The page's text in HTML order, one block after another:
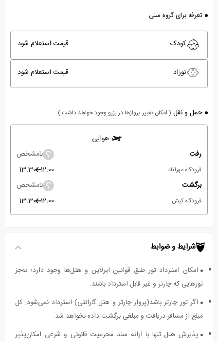
تعرفه برای گروه سنی
کودک قیمت استعلام شود
نوزاد قیمت استعلام شود
حمل و نقل ( امکان تغییر پروازها در رزرو وجود خواهد داشت )
هوایی
رفت
نامشخص
فرودگاه مهرآباد 12:00
13:30
برگشت
نامشخص
فرودگاه کیش 12:00
13:30
شرایط و ضوابط
امکان استرداد تور طبق قوانین ایرلاین و هتل‌ها وجود دارد؛ به‌جز
تورهایی که چارتر و غیر قابل استرداد باشند.
اگر تور چارتر باشد(پرواز چارتر و هتل گارانتی) استرداد نمی‌شود. کل
مبلغ از مسافر دریافت و مبلغی برگشت داده نخواهد شد.
پذیرش هتل تنها با ارائه سند محرمیت قانونی و شرعی امکان‌پذیر